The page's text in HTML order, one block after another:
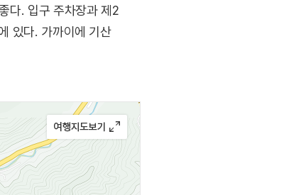
다. 입구 주차장과 제2
있다. 가까이에 기산